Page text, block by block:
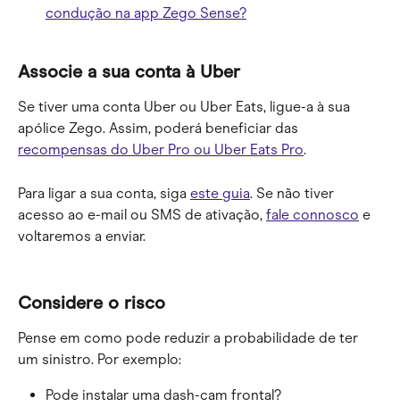
condução na app Zego Sense?
Associe a sua conta à Uber
Se tiver uma conta Uber ou Uber Eats, ligue-a à sua
apólice Zego. Assim, poderá beneficiar das
recompensas do Uber Pro ou Uber Eats Pro.
Para ligar a sua conta, siga este guia. Se não tiver
acesso ao e-mail ou SMS de ativação, fale connosco e
voltaremos a enviar.
Considere o risco
Pense em como pode reduzir a probabilidade de ter
um sinistro. Por exemplo:
Pode instalar uma dash-cam frontal?